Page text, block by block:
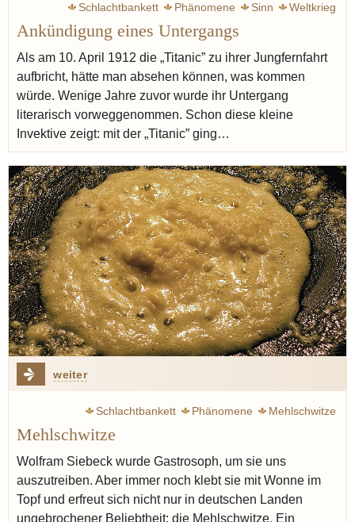
Schlachtbankett Phänomene Sinn
Weltkrieg
Zweig Stefan
Krieg Escoffier Auguste
Austern
Käse Spargel Lachs Graupen
Gerste
Birne
Sherry Madeira
Ankündigung eines Untergangs
Als am 10. April 1912 die „Titanic” zu ihrer Jungfernfahrt
aufbricht, hätte man absehen können, was kommen
würde. Wenige Jahre zuvor wurde ihr Untergang
literarisch vorweggenommen. Schon diese kleine
Invektive zeigt: mit der „Titanic” ging…
weiter
Schlachtbankett Phänomene
Mehlschwitze
Siebeck Wolfram
Erdbeere
Point Fernand
Bocuse Paul
Varenne françois-pierre de la
Spargel Drittes Reich
Mehlschwitze
Wolfram Siebeck wurde Gastrosoph, um sie uns
auszutreiben. Aber immer noch klebt sie mit Wonne im
Topf und erfreut sich nicht nur in deutschen Landen
ungebrochener Beliebtheit: die Mehlschwitze. Ein